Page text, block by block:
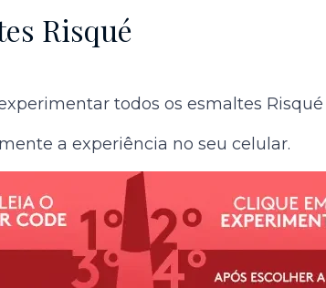
Risqué
todos os esmaltes
a experiência no seu celular.